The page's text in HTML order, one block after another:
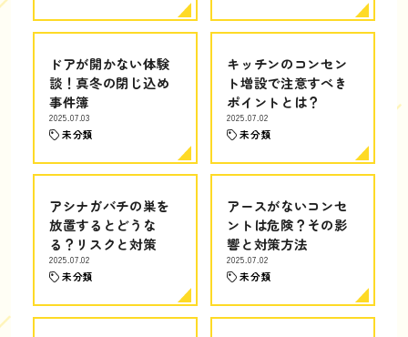
ドアが開かない体験
談！真冬の閉じ込め
事件簿
2025.07.03
未分類
キッチンのコンセン
ト増設で注意すべき
ポイントとは？
2025.07.02
未分類
アシナガバチの巣を
放置するとどうな
る？リスクと対策
2025.07.02
未分類
アースがないコンセ
ントは危険？その影
響と対策方法
2025.07.02
未分類